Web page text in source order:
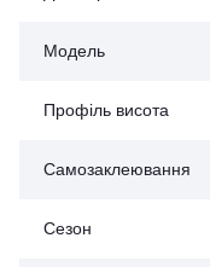
Модель
Профіль висота
Самозаклеювання
Сезон